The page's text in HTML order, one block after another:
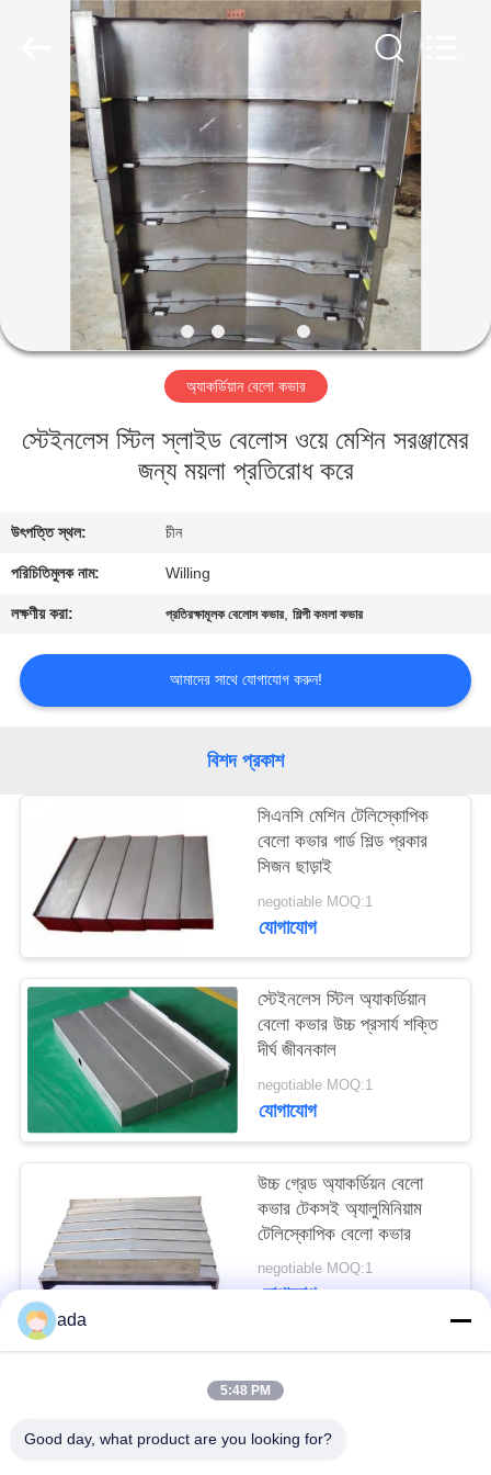
আমাদের
সম্পর্কে
কারখানা
যোগাযোগ
করুন
খবর
জন্য
আবেদন
সাইট
ম্যাপ
PRIVACY
POLICY
অ্যাকর্ডিয়ান বেলো কভার
স্টেইনলেস স্টিল স্লাইড বেলোস ওয়ে মেশিন সরঞ্জামের
জন্য ময়লা প্রতিরোধ করে
উৎপত্তি স্থল: চীন
পরিচিতিমুলক নাম: Willing
লক্ষণীয় করা: প্রতিরক্ষামূলক বেলোস কভার,শিল্পী কমলা কভার
আমাদের সাথে যোগাযোগ করুন!
বিশদ প্রকাশ
সিএনসি মেশিন টেলিস্কোপিক
বেলো কভার গার্ড শিল্ড প্রকার
সিজন ছাড়াই
negotiable MOQ:1
যোগাযোগ
স্টেইনলেস স্টিল অ্যাকর্ডিয়ান
বেলো কভার উচ্চ প্রসার্য শক্তি
দীর্ঘ জীবনকাল
negotiable MOQ:1
যোগাযোগ
উচ্চ গ্রেড অ্যাকর্ডিয়ন বেলো
কভার টেকসই অ্যালুমিনিয়াম
টেলিস্কোপিক বেলো কভার
negotiable MOQ:1
যোগাযোগ
ada
5:48 PM
Good day, what product are you looking for?